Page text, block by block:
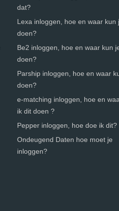
dat?
Lexa inloggen, hoe en waar kun
doen?
Be2 inloggen, hoe en waar kun
doen?
Parship inloggen, hoe en waar
doen?
e-matching inloggen, hoe en
ik dit doen ?
Pepper inloggen, hoe doe ik dit?
Ondeugend Daten hoe moet je
inloggen?